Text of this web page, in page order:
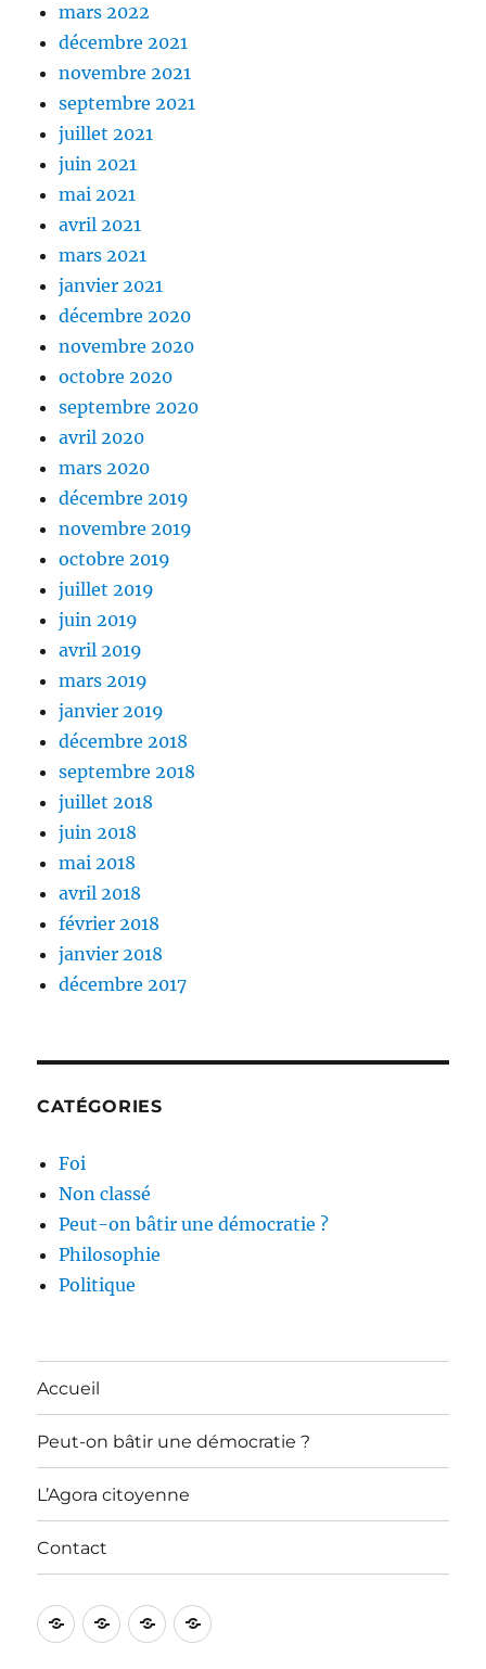
mars 2022
décembre 2021
novembre 2021
septembre 2021
juillet 2021
juin 2021
mai 2021
avril 2021
mars 2021
janvier 2021
décembre 2020
novembre 2020
octobre 2020
septembre 2020
avril 2020
mars 2020
décembre 2019
novembre 2019
octobre 2019
juillet 2019
juin 2019
avril 2019
mars 2019
janvier 2019
décembre 2018
septembre 2018
juillet 2018
juin 2018
mai 2018
avril 2018
février 2018
janvier 2018
décembre 2017
CATÉGORIES
Foi
Non classé
Peut-on bâtir une démocratie ?
Philosophie
Politique
Accueil
Peut-on bâtir une démocratie ?
L’Agora citoyenne
Contact
AccueilPeut-L’AgoraContact